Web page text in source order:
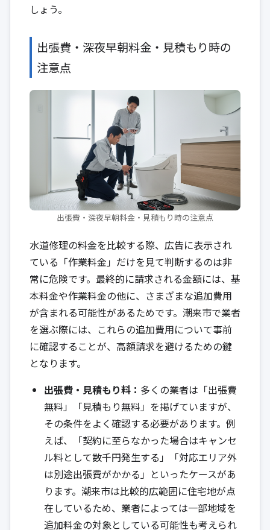
しょう。
出張費・深夜早朝料金・見積もり時の
注意点
出張費・深夜早朝料金・見積もり時の注意点
水道修理の料金を比較する際、広告に表示され
ている「作業料金」だけを見て判断するのは非
常に危険です。最終的に請求される金額には、基
本料金や作業料金の他に、さまざまな追加費用
が含まれる可能性があるためです。潮来市で業者
を選ぶ際には、これらの追加費用について事前
に確認することが、高額請求を避けるための鍵
となります。
出張費・見積もり料： 多くの業者は「出張費
無料」「見積もり無料」を掲げていますが、
その条件をよく確認する必要があります。例
えば、「契約に至らなかった場合はキャンセ
ル料として数千円発生する」「対応エリア外
は別途出張費がかかる」といったケースがあ
ります。潮来市は比較的広範囲に住宅地が点
在しているため、業者によっては一部地域を
追加料金の対象としている可能性も考えられ